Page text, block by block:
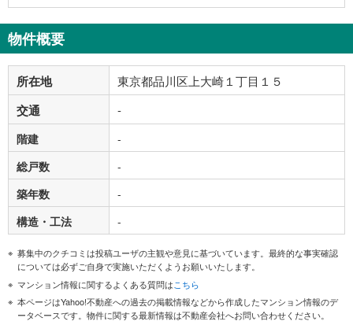
物件概要
所在地 東京都品川区上大崎１丁目１５
交通 -
階建
-
総戸数
-
築年数
-
構造・工法
-
募集中のクチコミは投稿ユーザの主観や意見に基づいています。最終的な事実確認
については必ずご自身で実施いただくようお願いいたします。
マンション情報に関するよくある質問はこちら
本ページはYahoo!不動産への過去の掲載情報などから作成したマンション情報のデ
ータベースです。物件に関する最新情報は不動産会社へお問い合わせください。